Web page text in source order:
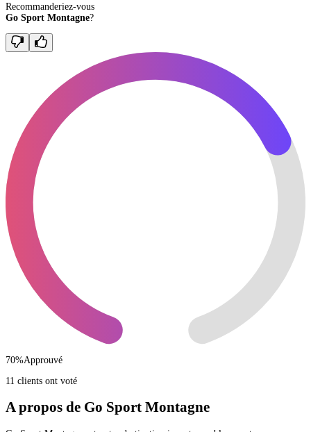
Recommanderiez-vous
Go Sport Montagne?
70%Approuvé
11 clients ont voté
A propos de Go Sport Montagne